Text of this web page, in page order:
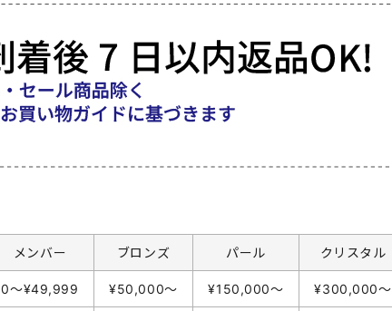
メンバー ブロンズ パール クリスタル
0〜¥49,999 ¥50,000〜 ¥150,000〜 ¥300,000〜